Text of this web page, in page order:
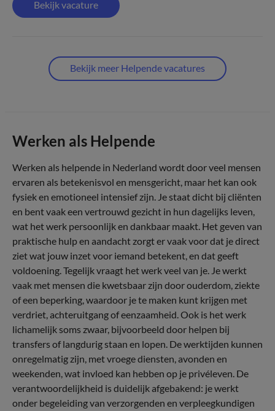
Bekijk vacature
Bekijk meer Helpende vacatures
Werken als Helpende
Werken als helpende in Nederland wordt door veel mensen
ervaren als betekenisvol en mensgericht, maar het kan ook
fysiek en emotioneel intensief zijn. Je staat dicht bij cliënten
en bent vaak een vertrouwd gezicht in hun dagelijks leven,
wat het werk persoonlijk en dankbaar maakt. Het geven van
praktische hulp en aandacht zorgt er vaak voor dat je direct
ziet wat jouw inzet voor iemand betekent, en dat geeft
voldoening. Tegelijk vraagt het werk veel van je. Je werkt
vaak met mensen die kwetsbaar zijn door ouderdom, ziekte
of een beperking, waardoor je te maken kunt krijgen met
verdriet, achteruitgang of eenzaamheid. Ook is het werk
lichamelijk soms zwaar, bijvoorbeeld door helpen bij
transfers of langdurig staan en lopen. De werktijden kunnen
onregelmatig zijn, met vroege diensten, avonden en
weekenden, wat invloed kan hebben op je privéleven. De
verantwoordelijkheid is duidelijk afgebakend: je werkt
onder begeleiding van verzorgenden en verpleegkundigen